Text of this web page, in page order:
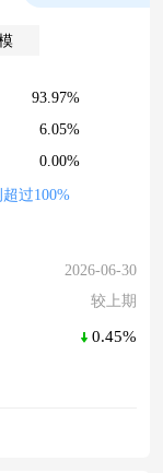
93.97%
6.05%
0.00%
过100%
2026-06-30
较上期
0.45%